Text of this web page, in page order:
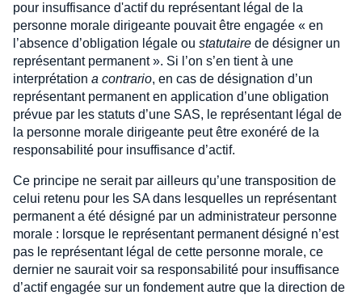
pour insuffisance d'actif du représentant légal de la
personne morale dirigeante pouvait être engagée « en
l’absence d’obligation légale ou statutaire de désigner un
représentant permanent ». Si l’on s’en tient à une
interprétation a contrario, en cas de désignation d’un
représentant permanent en application d’une obligation
prévue par les statuts d’une SAS, le représentant légal de
la personne morale dirigeante peut être exonéré de la
responsabilité pour insuffisance d’actif.
Ce principe ne serait par ailleurs qu’une transposition de
celui retenu pour les SA dans lesquelles un représentant
permanent a été désigné par un administrateur personne
morale : lorsque le représentant permanent désigné n’est
pas le représentant légal de cette personne morale, ce
dernier ne saurait voir sa responsabilité pour insuffisance
d’actif engagée sur un fondement autre que la direction de